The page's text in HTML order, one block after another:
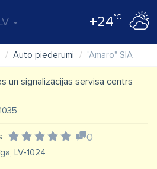
+24°C
Auto piederumi "Amaro" SIA
un signalizācijas servisa centrs
0
LV-1024